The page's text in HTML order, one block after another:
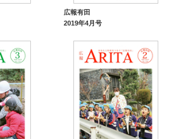
広報有田
2019年4月号